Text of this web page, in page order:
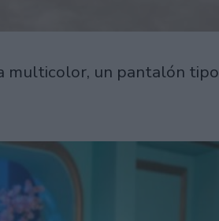
multicolor, un pantalón tipo